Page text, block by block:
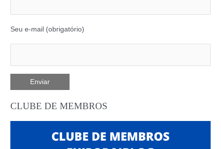
Seu e-mail (obrigatório)
CLUBE DE MEMBROS